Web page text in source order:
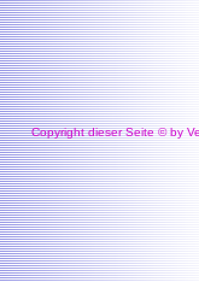
Copyright dieser Seite